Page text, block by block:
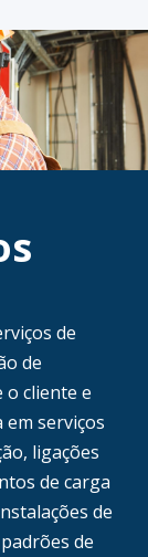
de
de
o cliente e
serviços
ligações
de carga
de
de